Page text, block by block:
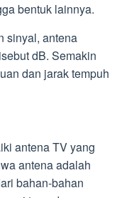
bentuk lainnya.
sinyal, antena
dB. Semakin
dan jarak tempuh
antena TV yang
antena adalah
bahan-bahan